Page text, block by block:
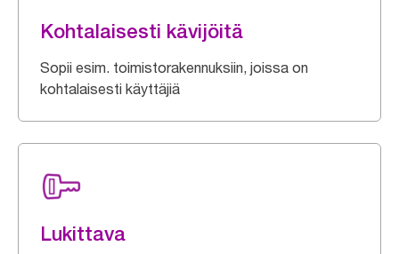
Kohtalaisesti kävijöitä
Sopii esim. toimistorakennuksiin, joissa on
kohtalaisesti käyttäjiä
Lukittava